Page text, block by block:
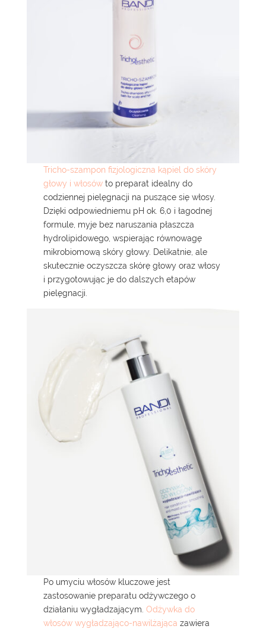
Tricho-szampon fizjologiczna kąpiel do skóry
głowy i włosów to preparat idealny do
codziennej pielęgnacji na puszące się włosy.
Dzięki odpowiedniemu pH ok. 6,0 i łagodnej
formule, myje bez naruszania płaszcza
hydrolipidowego, wspierając równowagę
mikrobiomową skóry głowy. Delikatnie, ale
skutecznie oczyszcza skórę głowy oraz włosy
i przygotowując je do dalszych etapów
pielęgnacji.
Po umyciu włosów kluczowe jest
zastosowanie preparatu odżywczego o
działaniu wygładzającym.Odżywka do
włosów wygładzająco-nawilżająca zawiera